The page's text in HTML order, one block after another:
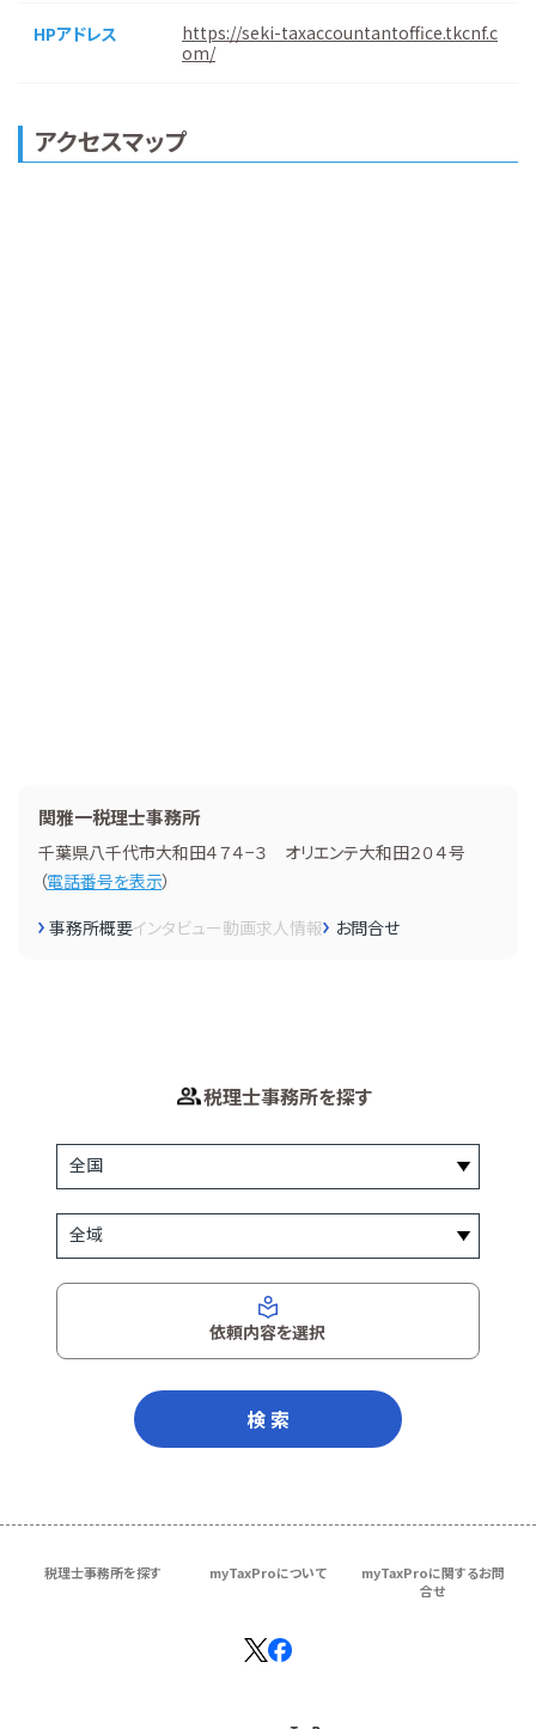
HPアドレス
https://seki-taxaccountantoffice.tkcnf.c
om/
アクセスマップ
関雅一税理士事務所
千葉県八千代市大和田４７４−３ オリエンテ大和田２０４号
（電話番号を表示）
事務所概要インタビュー動画求人情報 お問合せ
税理士事務所を探す
依頼内容を選択
検 索
税理士事務所を探す myTaxProについて
myTaxProに関するお問
合せ